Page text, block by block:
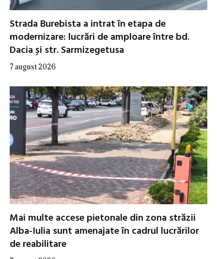
Strada Burebista a intrat în etapa de
modernizare: lucrări de amploare între bd.
Dacia și str. Sarmizegetusa
7 august 2026
Mai multe accese pietonale din zona străzii
Alba-Iulia sunt amenajate în cadrul lucrărilor
de reabilitare